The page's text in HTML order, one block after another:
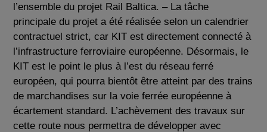
l’ensemble du projet Rail Baltica. – La tâche
principale du projet a été réalisée selon un calendrier
contractuel strict, car KIT est directement connecté à
l’infrastructure ferroviaire européenne. Désormais, le
KIT est le point le plus à l’est du réseau ferré
européen, qui pourra bientôt être atteint par des trains
de marchandises sur la voie ferrée européenne à
écartement standard. L’achèvement des travaux sur
cette route nous permettra de développer avec